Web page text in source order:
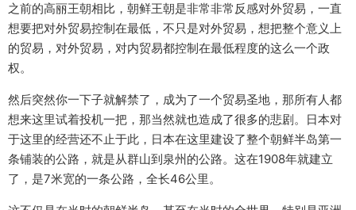
之前的高丽王朝相比，朝鲜王朝是非常非常反感对外贸易，一直
想要把对外贸易控制在最低，不只是对外贸易，想把整个意义上
的贸易，对外贸易，对内贸易都控制在最低程度的这么一个政
权。
然后突然你一下子就解禁了，成为了一个贸易圣地，那所有人都
想来这里试着投机一把，那当然就也造成了很多的悲剧。日本对
于这里的经营还不止于此，日本在这里建设了整个朝鲜半岛第一
条铺装的公路，就是从群山到泉州的公路。这在1908年就建立
了，是7米宽的一条公路，全长46公里。